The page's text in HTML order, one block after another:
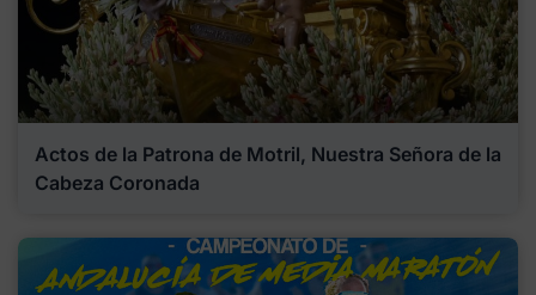
Actos de la Patrona de Motril, Nuestra Señora de la
Cabeza Coronada